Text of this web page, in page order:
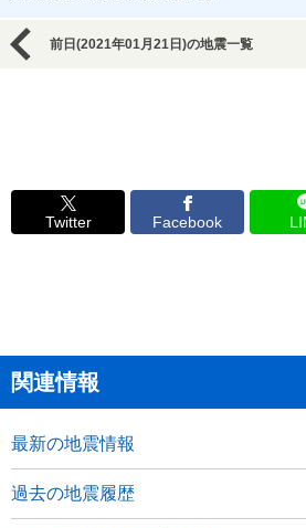
前日(2021年01月21日)の地震一覧
Twitter Facebook
関連情報
最新の地震情報
過去の地震履歴